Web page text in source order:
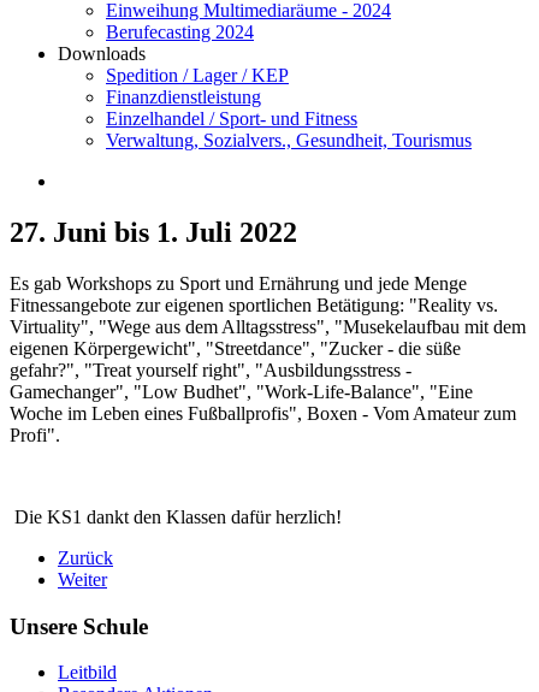
Einweihung Multimediaräume - 2024
Berufecasting 2024
Downloads
Spedition / Lager / KEP
Finanzdienstleistung
Einzelhandel / Sport- und Fitness
Verwaltung, Sozialvers., Gesundheit, Tourismus
27. Juni bis 1. Juli 2022
Es gab Workshops zu Sport und Ernährung und jede Menge
Fitnessangebote zur eigenen sportlichen Betätigung: "Reality vs.
Virtuality", "Wege aus dem Alltagsstress", "Musekelaufbau mit dem
eigenen Körpergewicht", "Streetdance", "Zucker - die süße
gefahr?", "Treat yourself right", "Ausbildungsstress -
Gamechanger", "Low Budhet", "Work-Life-Balance", "Eine
Woche im Leben eines Fußballprofis", Boxen - Vom Amateur zum
Profi".
Die KS1 dankt den Klassen dafür herzlich!
Zurück
Weiter
Unsere Schule
Leitbild